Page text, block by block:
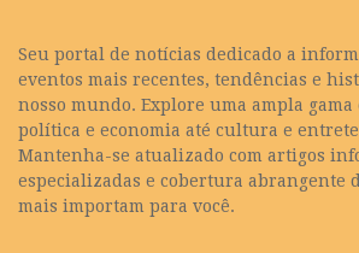
Seu portal de notícias dedicado a
eventos mais recentes, tendências e
nosso mundo. Explore uma ampla gama
política e economia até cultura e
Mantenha-se atualizado com artigos
especializadas e cobertura abrangente
mais importam para você.